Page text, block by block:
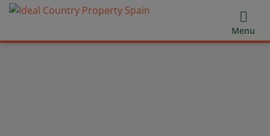
Menu